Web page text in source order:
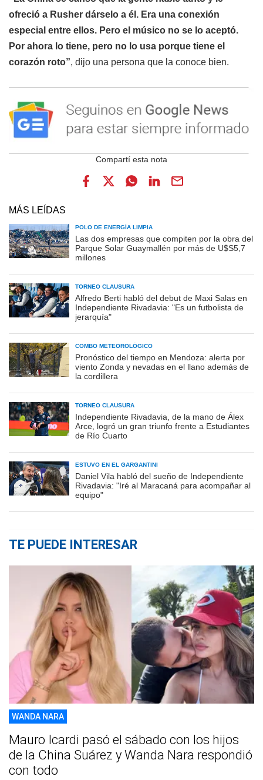
ofreció a Rusher dárselo a él. Era una conexión
especial entre ellos. Pero el músico no se lo aceptó.
Por ahora lo tiene, pero no lo usa porque tiene el
corazón roto”, dijo una persona que la conoce bien.
MÁS LEÍDAS
POLO DE ENERGÍA LIMPIA
Las dos empresas que compiten por la obra del
Parque Solar Guaymallén por más de U$S5,7
millones
TORNEO CLAUSURA
Alfredo Berti habló del debut de Maxi Salas en
Independiente Rivadavia: "Es un futbolista de
jerarquía"
COMBO METEOROLÓGICO
Pronóstico del tiempo en Mendoza: alerta por
viento Zonda y nevadas en el llano además de
la cordillera
TORNEO CLAUSURA
Independiente Rivadavia, de la mano de Álex
Arce, logró un gran triunfo frente a Estudiantes
de Río Cuarto
ESTUVO EN EL GARGANTINI
Daniel Vila habló del sueño de Independiente
Rivadavia: "Iré al Maracaná para acompañar al
equipo"
TE PUEDE INTERESAR
WANDA NARA
Mauro Icardi pasó el sábado con los hijos
de la China Suárez y Wanda Nara respondió
con todo